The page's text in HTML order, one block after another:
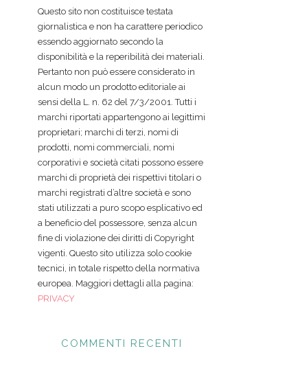
Questo sito non costituisce testata
giornalistica e non ha carattere periodico
essendo aggiornato secondo la
disponibilità e la reperibilità dei materiali.
Pertanto non può essere considerato in
alcun modo un prodotto editoriale ai
sensi della L. n. 62 del 7/3/2001. Tutti i
marchi riportati appartengono ai legittimi
proprietari; marchi di terzi, nomi di
prodotti, nomi commerciali, nomi
corporativi e società citati possono essere
marchi di proprietà dei rispettivi titolari o
marchi registrati d’altre società e sono
stati utilizzati a puro scopo esplicativo ed
a beneficio del possessore, senza alcun
fine di violazione dei diritti di Copyright
vigenti. Questo sito utilizza solo cookie
tecnici, in totale rispetto della normativa
europea. Maggiori dettagli alla pagina:
PRIVACY
COMMENTI RECENTI